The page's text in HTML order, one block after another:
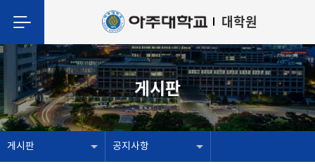
대학원
게시판
게시판 공지사항